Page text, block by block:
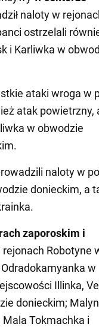
naloty w
ostrzelali
i Karliwka w
ataki wroga w
atak powietrzny,
w obwodzie
naloty w
donieckim, a
zaporoskim i
Robotyne
w
Illinka,
donieckim;
Mala Tokmachka i